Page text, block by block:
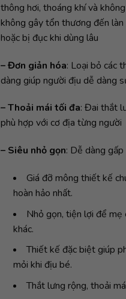
thông hơi, thoáng khí và
không gây tổn thương đến
hoặc bị đục khi dùng lâu
– Đơn giản hóa: Loại bỏ các
dàng giúp người địu dễ dàng
– Thoải mái tối đa: Đai thắt
phù hợp với cơ địa từng người
– Siêu nhỏ gọn: Dễ dàng
Giá đỡ mông thiết kế
hoàn hảo nhất.
Nhỏ gọn, tiện lợi để
khác.
Thiết kế đặc biệt giúp
mỏi khi địu bé.
Thắt lưng rộng, thoải